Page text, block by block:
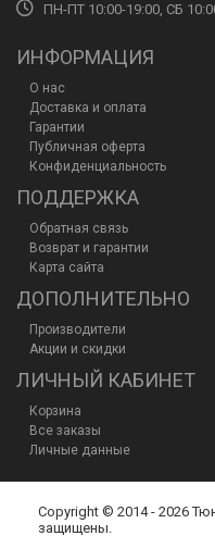
ПН-ПТ 10:00-19:00, СБ
ИНФОРМАЦИЯ
О нас
Доставка и оплата
Гарантии
Публичная оферта
Конфиденциальность
ПОДДЕРЖКА
Обратная связь
Возврат и гарантии
Карта сайта
ДОПОЛНИТЕЛЬНО
Производители
Акции и скидки
ЛИЧНЫЙ КАБИНЕТ
Корзина
Все заказы
Личные данные
Copyright © 2014 - 2026
защищены.